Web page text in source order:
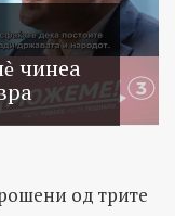
чинеа
од трите